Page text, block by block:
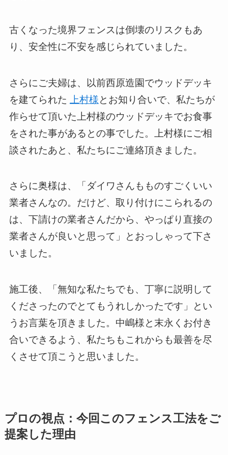
古くなった境界フェンスは倒壊のリスクもあ
り、安全性に不安を感じられていました。
さらにご夫婦は、以前西原造園でウッドデッキ
を建てられた
上村様とお知り合いで、私たちが
作らせて頂いた上村様のウッドデッキでお食事
をされた事があるとの事でした。上村様にご相
談されたあと、私たちにご連絡頂きました。
さらに奥様は、「ダイワさんもものすごくいい
業者さんなの。だけど、取り付けにこられるの
は、下請けの業者さんだから、やっぱり直接の
業者さんが良いと思って」とおっしゃって下さ
いました。
施工後、「無知な私たちでも、丁寧に説明して
くださったのでとてもうれしかったです」とい
うお言葉を頂きました。中嶋様と末永くお付き
合いできるよう、私たちもこれからも最善を尽
くさせて頂こうと思いました。
プロの視点：今回このフェンス工法をご
提案した理由